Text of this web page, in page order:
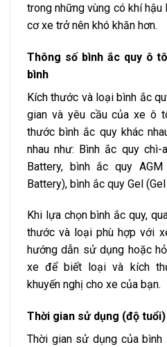
trong những vùng có khí
cơ xe trở nên khó khăn hơn.
Thông số bình ắc quy ô
bình
Kích thước và loại bình ắc
gian và yêu cầu của xe ô
thước bình ắc quy khác
nhau như: Bình ắc quy
Battery, bình ắc quy
Battery), bình ắc quy Gel
Khi lựa chọn bình ắc quy,
thước và loại phù hợp với
hướng dẫn sử dụng hoặc
xe để biết loại và kích
khuyến nghị cho xe của bạn.
Thời gian sử dụng (độ tuổi)
Thời gian sử dụng của